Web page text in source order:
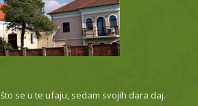
se u te ufaju, sedam svojih dara daj.